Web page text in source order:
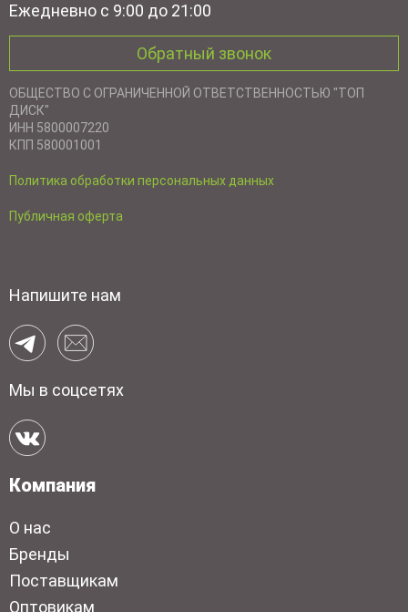
Ежедневно с 9:00 до 21:00
Обратный звонок
ОБЩЕСТВО С ОГРАНИЧЕННОЙ ОТВЕТСТВЕННОСТЬЮ "ТОП
ДИСК"
ИНН 5800007220
КПП 580001001
Политика обработки персональных данных
Публичная оферта
Напишите нам
Мы в соцсетях
Компания
О нас
Бренды
Поставщикам
Оптовикам